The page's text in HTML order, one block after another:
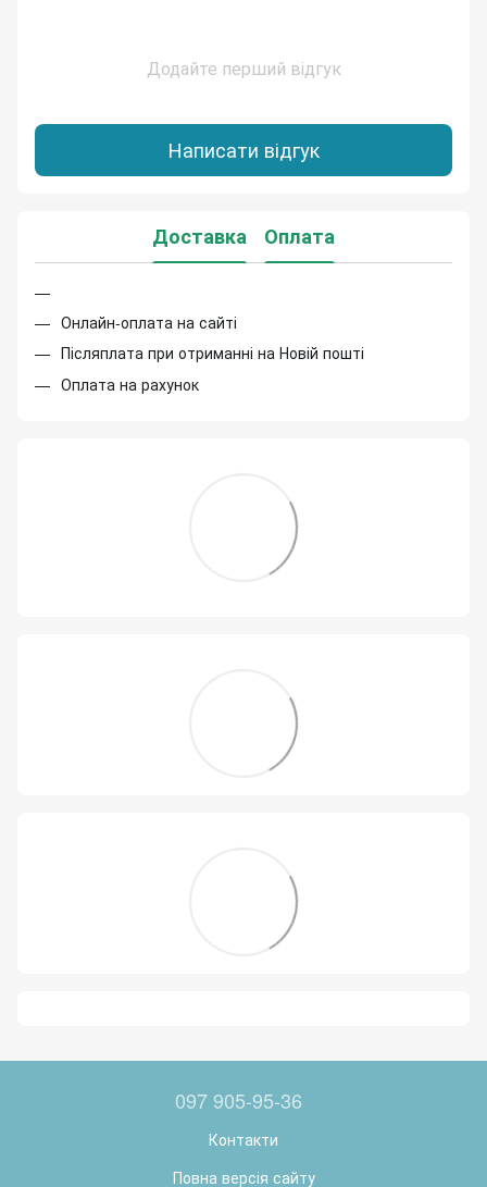
Додайте перший відгук
Написати відгук
Доставка Оплата
Онлайн-оплата на сайті
Післяплата при отриманні на Новій пошті
Оплата на рахунок
097 905-95-36
Контакти
Повна версія сайту